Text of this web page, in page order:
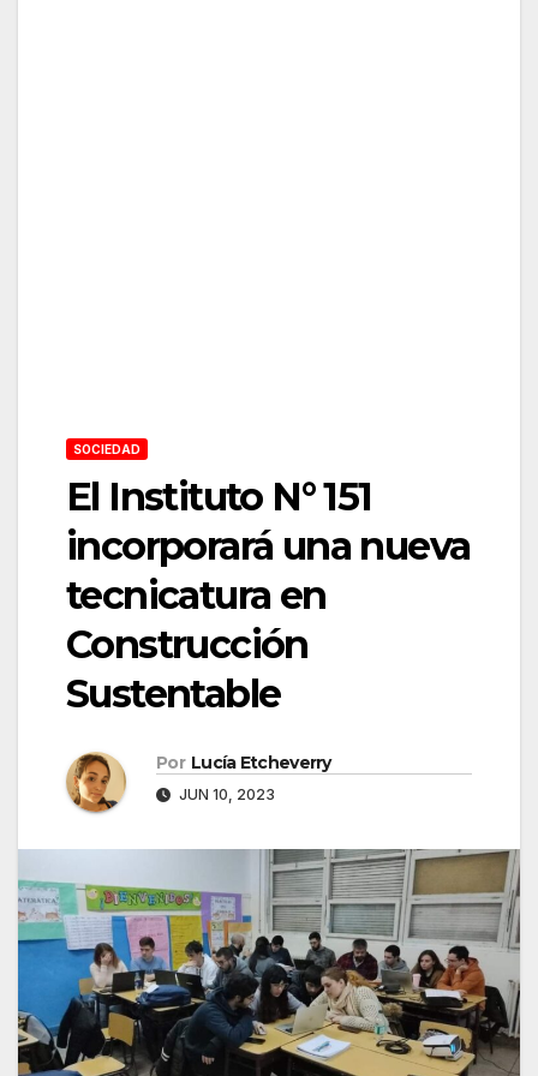
SOCIEDAD
El Instituto N° 151
incorporará una nueva
tecnicatura en
Construcción
Sustentable
Por Lucía Etcheverry
JUN 10, 2023